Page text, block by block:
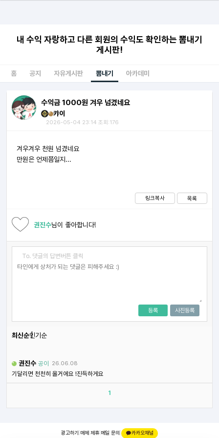
내 수익 자랑하고 다른 회원의 수익도 확인하는 뽐내기
게시판!
홈 공지 자유게시판 뽐내기 아카데미
수익금 1000원 겨우 넘겼네요
캬이
2026-05-04 23:14 조회:176
겨우겨우 천원 넘겼네요
만원은 언제쯤일지...
링크복사 목록
권진수님이 좋아합니다!
To. 댓글의 답변버튼 클릭
사진등록
등록
최신순인기순
권진수 공이 26.06.08
기달리면 천천히 올거에요 !진득하게요
1
광고하기 매체 제휴 메일 문의 | 카카오채널